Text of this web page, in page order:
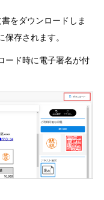
をダウンロードしま
存されます。
ード時に電子署名が付